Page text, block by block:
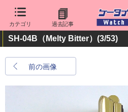
カテゴリ 過去記事
SH-04B（Melty Bitter） (3/53)
前の画像